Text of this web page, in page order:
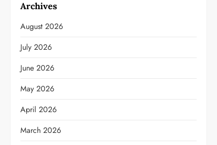
Archives
August 2026
July 2026
June 2026
May 2026
April 2026
March 2026